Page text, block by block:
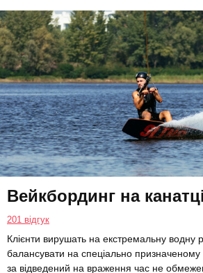
Вейкбординг на
201 відгук
Клієнти вирушать на екстремальну водну
балансувати на спеціально призначеному
за відведений на враження час не